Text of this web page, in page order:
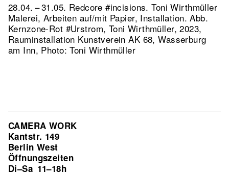
28.04. – 31.05. Redcore #incisions. Toni Wirthmüller
Malerei, Arbeiten auf/mit Papier, Installation.Abb.
Kernzone-Rot #Urstrom, Toni Wirthmüller, 2023,
Rauminstallation Kunstverein AK 68, Wasserburg
am Inn, Photo: Toni Wirthmüller
CAMERA WORK
Kantstr. 149
Berlin West
Öffnungszeiten
Di–Sa 11–18h